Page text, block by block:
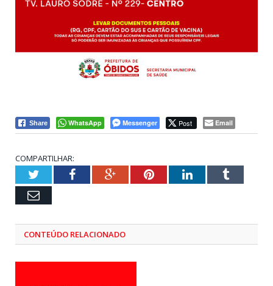
Share WhatsApp Messenger Post Email
COMPARTILHAR:
TwitterFacebookGoogle+PinterestLinkedInTumblr
Email
CONTEÚDO RELACIONADO